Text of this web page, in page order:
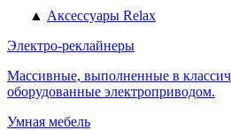
▲ Аксессуары Relax
Электро-реклайнеры
Массивные, выполненные в
оборудованные электроприводом.
Умная мебель